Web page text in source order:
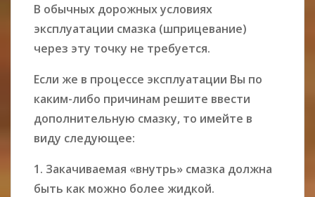
В обычных дорожных условиях
эксплуатации смазка (шприцевание)
через эту точку не требуется.
Если же в процессе эксплуатации Вы по
каким-либо причинам решите ввести
дополнительную смазку, то имейте в
виду следующее:
1. Закачиваемая «внутрь» смазка должна
быть как можно более жидкой.